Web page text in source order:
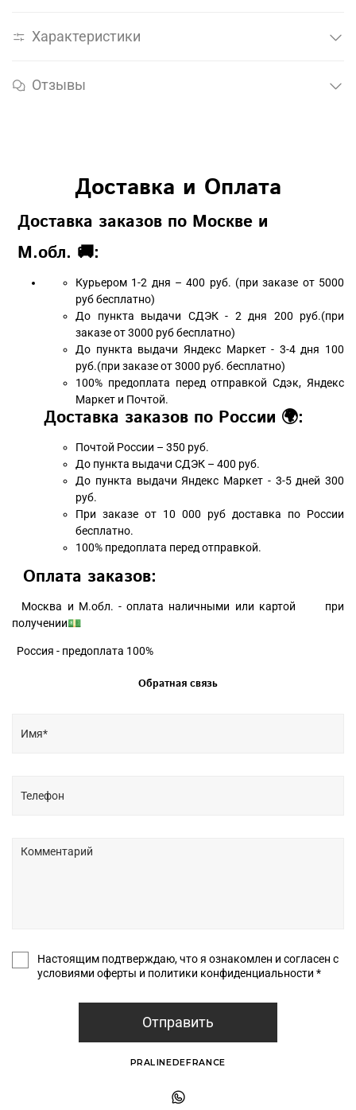
Характеристики
Отзывы
Доставка и Оплата
Доставка заказов по Москве и
М.обл. 🚚:
Курьером 1-2 дня – 400 руб. (при заказе от 5000
руб бесплатно)
До пункта выдачи СДЭК - 2 дня 200 руб.(при
заказе от 3000 руб бесплатно)
До пункта выдачи Яндекс Маркет - 3-4 дня 100
руб.(при заказе от 3000 руб. бесплатно)
100% предоплата перед отправкой Сдэк, Яндекс
Маркет и Почтой.
Доставка заказов по России 🌍:
Почтой России – 350 руб.
До пункта выдачи СДЭК – 400 руб.
До пункта выдачи Яндекс Маркет - 3-5 дней 300
руб.
При заказе от 10 000 руб доставка по России
бесплатно.
100% предоплата перед отправкой.
Оплата заказов:
Москва и М.обл. - оплата наличными или картой при
получении💵
Россия - предоплата 100%
Обратная связь
Настоящим подтверждаю, что я ознакомлен и согласен с
условиями оферты и политики конфиденциальности *
Отправить
PRALINEDEFRANCE